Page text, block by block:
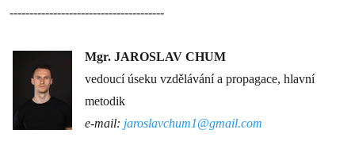
---------------------------------------
Mgr. JAROSLAV CHUM
vedoucí úseku vzdělávání a propagace, hlavní
metodik
e-mail: jaroslavchum1@gmail.com